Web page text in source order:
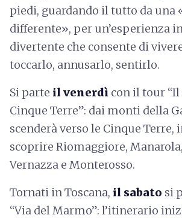
piedi, guardando il tutto da una
differente», per un’esperienza
divertente che consente di
toccarlo, annusarlo, sentirlo.
Si parte il venerdì con il tour
Cinque Terre”: dai monti della
scenderà verso le Cinque Terre,
scoprire Riomaggiore,
Vernazza e Monterosso.
Tornati in Toscana, il sabato si
“Via del Marmo”: l’itinerario